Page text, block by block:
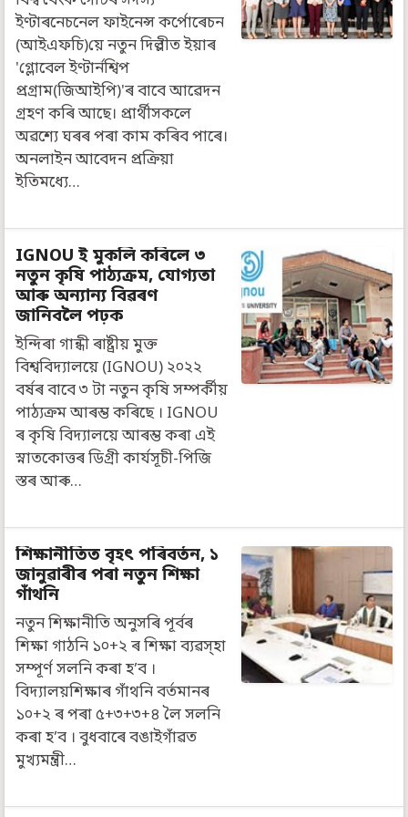
আবেদন কৰক
ইণ্টাৰনেচনেল ফাইনেন্স কৰ্পোৰেচন
(আইএফচি)য়ে নতুন দিল্লীত ইয়াৰ
'গ্লোবেল ইণ্টাৰ্নশ্বিপ
প্ৰগ্ৰাম(জিআইপি)'ৰ বাবে আৱেদন
গ্ৰহণ কৰি আছে। প্ৰাৰ্থীসকলে
অৱশ্যে ঘৰৰ পৰা কাম কৰিব পাৰে।
অনলাইন আবেদন প্ৰক্ৰিয়া
ইতিমধ্যে…
IGNOU ই মুকলি কৰিলে ৩
নতুন কৃষি পাঠ্যক্ৰম, যোগ্যতা
আৰু অন্যান্য বিৱৰণ
জানিবলৈ পঢ়ক
ইন্দিৰা গান্ধী ৰাষ্ট্ৰীয় মুক্ত
বিশ্ববিদ্যালয়ে (IGNOU) ২০২২
বৰ্ষৰ বাবে ৩ টা নতুন কৃষি সম্পৰ্কীয়
পাঠ্যক্ৰম আৰম্ভ কৰিছে । IGNOU
ৰ কৃষি বিদ্যালয়ে আৰম্ভ কৰা এই
স্নাতকোত্তৰ ডিগ্ৰী কাৰ্যসূচী-পিজি
স্তৰ আৰু…
শিক্ষানীতিত বৃহৎ পৰিবৰ্তন, ১
জানুৱাৰীৰ পৰা নতুন শিক্ষা
গাঁথনি
নতুন শিক্ষানীতি অনুসৰি পূৰ্বৰ
শিক্ষা গাঠনি ১০+২ ৰ শিক্ষা ব্যৱস্হা
সম্পূৰ্ণ সলনি কৰা হ’ব ।
বিদ্যালয়শিক্ষাৰ গাঁথনি বৰ্তমানৰ
১০+২ ৰ পৰা ৫+৩+৩+৪ লৈ সলনি
কৰা হ’ব । বুধবাৰে বঙাইগাঁৱত
মুখ্যমন্ত্ৰী…